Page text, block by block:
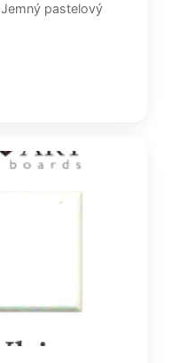
pastelový